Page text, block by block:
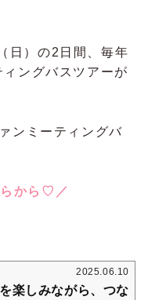
日）の2日間、毎年
ングバスツアーが
ンミーティングバ
から♡／
2025.06.10
楽しみながら、つな